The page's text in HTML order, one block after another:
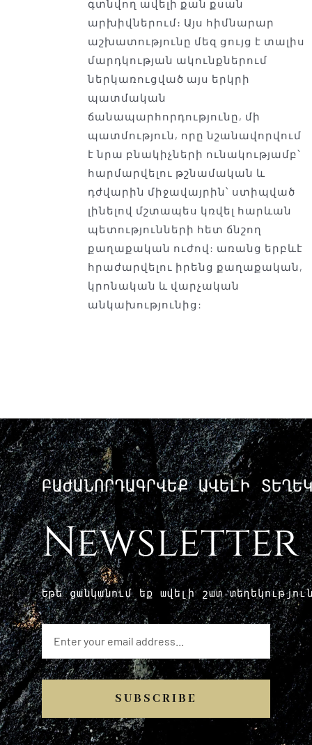
գտնվող ավելի քան քսան
արխիվներում։ Այս հիմնարար
աշխատությունը մեզ ցույց է տալիս
մարդկության ակունքներում
ներկառուցված այս երկրի
պատմական
ճանապարհորդությունը, մի
պատմություն, որը նշանավորվում
է նրա բնակիչների ունակությամբ՝
հարմարվելու թշնամական և
դժվարին միջավայրին՝ ստիպված
լինելով մշտապես կռվել հարևան
պետությունների հետ ճնշող
քաղաքական ուժով: առանց երբևէ
հրաժարվելու իրենց քաղաքական,
կրոնական և վարչական
անկախությունից:
ԲԱԺԱՆՈՐԴԱԳՐՎԵՔ ԱՎԵԼԻ
Newsletter
Եթե ​​ցանկանում եք ավելի շատ
SUBSCRIBE